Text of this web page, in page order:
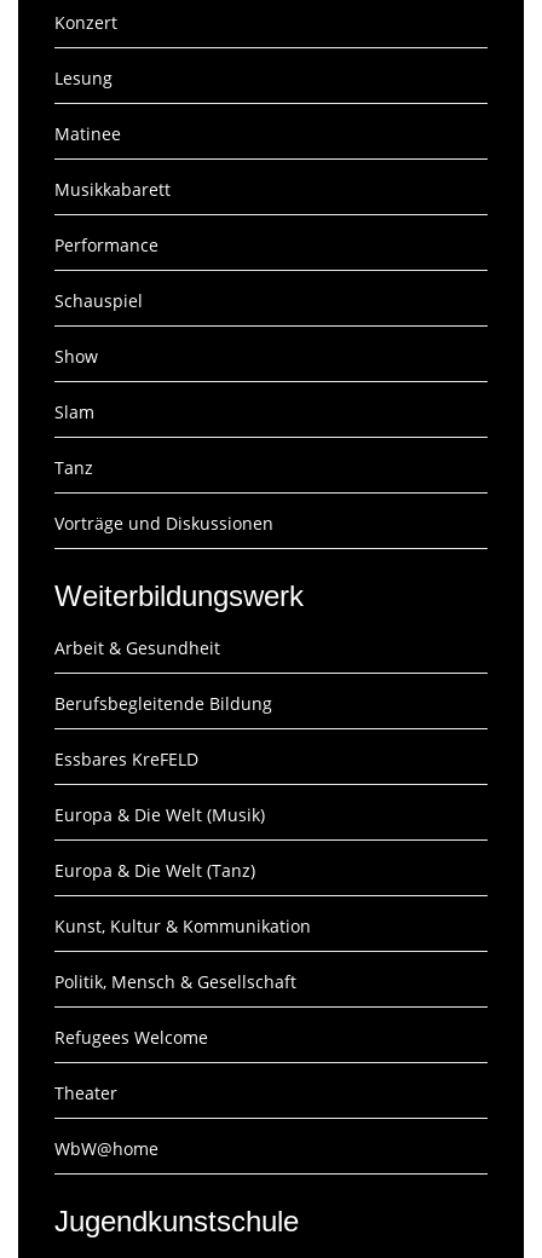
Konzert
Lesung
Matinee
Musikkabarett
Performance
Schauspiel
Show
Slam
Tanz
Vorträge und Diskussionen
Weiterbildungswerk
Arbeit & Gesundheit
Berufsbegleitende Bildung
Essbares KreFELD
Europa & Die Welt (Musik)
Europa & Die Welt (Tanz)
Kunst, Kultur & Kommunikation
Politik, Mensch & Gesellschaft
Refugees Welcome
Theater
WbW@home
Jugendkunstschule